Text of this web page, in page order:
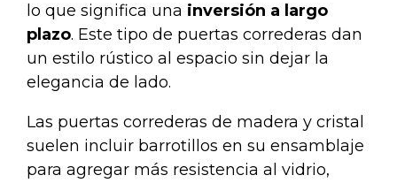
lo que significa una inversión a largo
plazo. Este tipo de puertas correderas dan
un estilo rústico al espacio sin dejar la
elegancia de lado.
Las puertas correderas de madera y cristal
suelen incluir barrotillos en su ensamblaje
para agregar más resistencia al vidrio,